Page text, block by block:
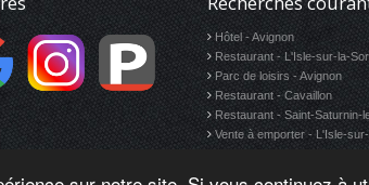
Hôtel - Avignon
Restaurant - L'Isle-sur-la-
Parc de loisirs - Avignon
Restaurant - Cavaillon
Restaurant - Saint-Saturnin-
Vente à emporter - L'Isle-